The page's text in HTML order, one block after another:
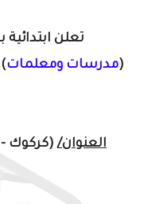
تعلن
(مدرسات ومعلمات
العنوان/(كركوك -